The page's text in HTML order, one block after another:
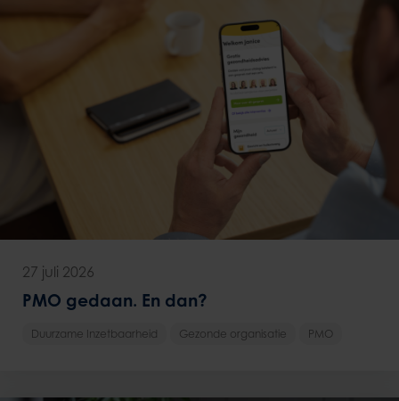
27 juli 2026
PMO gedaan. En dan?
Duurzame Inzetbaarheid Gezonde organisatie PMO